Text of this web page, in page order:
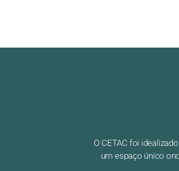
O CETAC foi
um espaço único